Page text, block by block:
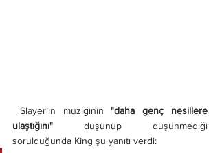
Slayer’ın müziğinin "daha genç nesillere
ulaştığını" düşünüp düşünmediği
sorulduğunda King şu yanıtı verdi: